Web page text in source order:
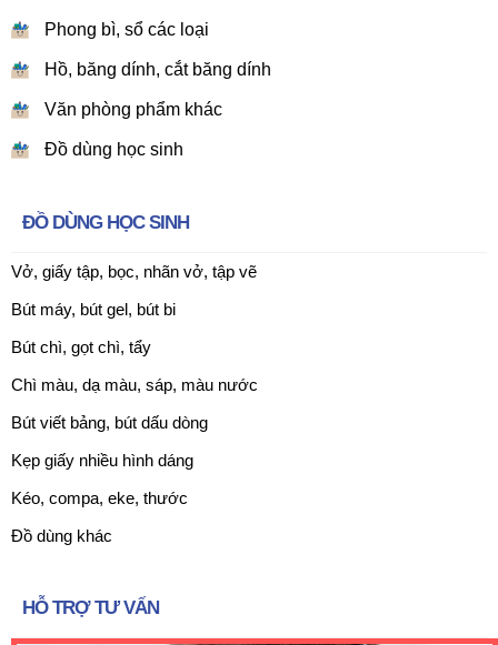
Phong bì, sổ các loại
Hồ, băng dính, cắt băng dính
Văn phòng phẩm khác
Đồ dùng học sinh
ĐỒ DÙNG HỌC SINH
Vở, giấy tập, bọc, nhãn vở, tập vẽ
Bút máy, bút gel, bút bi
Bút chì, gọt chì, tẩy
Chì màu, dạ màu, sáp, màu nước
Bút viết bảng, bút dấu dòng
Kẹp giấy nhiều hình dáng
Kéo, compa, eke, thước
Đồ dùng khác
HỖ TRỢ TƯ VẤN